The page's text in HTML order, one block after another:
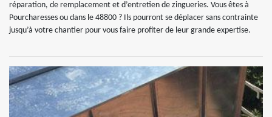
réparation, de remplacement et d’entretien de zingueries. Vous êtes à
Pourcharesses ou dans le 48800 ? Ils pourront se déplacer sans contrainte
jusqu’à votre chantier pour vous faire profiter de leur grande expertise.